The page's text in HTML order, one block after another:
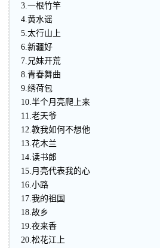
3.一根竹竿
4.黄水谣
5.太行山上
6.新疆好
7.兄妹开荒
8.青春舞曲
9.绣荷包
10.半个月亮爬上来
11.老天爷
12.教我如何不想他
13.花木兰
14.读书郎
15.月亮代表我的心
16.小路
17.我的祖国
18.故乡
19.夜来香
20.松花江上